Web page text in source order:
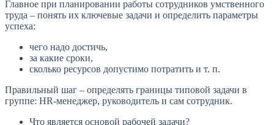
Главное при планировании работы сотрудников умственного
труда – понять их ключевые задачи и определить параметры
успеха:
чего надо достичь,
за какие сроки,
сколько ресурсов допустимо потратить и т. п.
Правильный шаг – определять границы типовой задачи в
группе: HR-менеджер, руководитель и сам сотрудник.
Что является основой рабочей задачи?